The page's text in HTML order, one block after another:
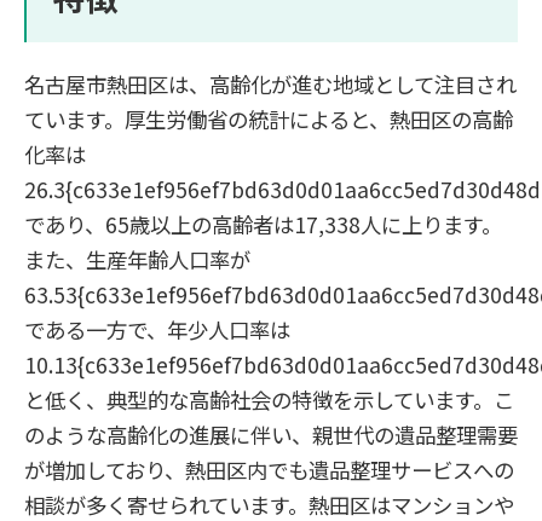
名古屋市熱田区は、高齢化が進む地域として注目され
ています。厚生労働省の統計によると、熱田区の高齢
化率は
であり、65歳以上の高齢者は17,338人に上ります。
また、生産年齢人口率が
である一方で、年少人口率は
と低く、典型的な高齢社会の特徴を示しています。こ
のような高齢化の進展に伴い、親世代の遺品整理需要
が増加しており、熱田区内でも遺品整理サービスへの
相談が多く寄せられています。熱田区はマンションや